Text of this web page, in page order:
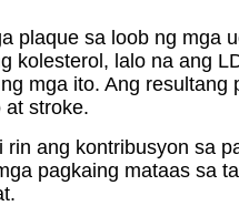
plaque sa loob ng mga
kolesterol, lalo na ang
mga ito. Ang
at stroke.
ang kontribusyon sa
pagkaing mataas sa